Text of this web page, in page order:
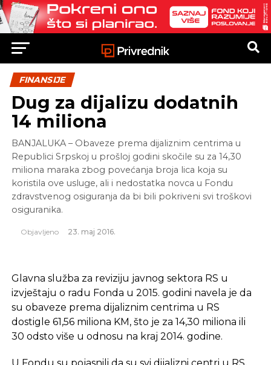
FINANSIJE
Dug za dijalizu dodatnih
14 miliona
BANJALUKA – Obaveze prema dijaliznim centrima u
Republici Srpskoj u prošloj godini skočile su za 14,30
miliona maraka zbog povećanja broja lica koja su
koristila ove usluge, ali i nedostatka novca u Fondu
zdravstvenog osiguranja da bi bili pokriveni svi troškovi
osiguranika.
Objavljeno 23. maj 2016.
Glavna služba za reviziju javnog sektora RS u
izvještaju o radu Fonda u 2015. godini navela je da
su obaveze prema dijaliznim centrima u RS
dostigle 61,56 miliona KM, što je za 14,30 miliona ili
30 odsto više u odnosu na kraj 2014. godine.